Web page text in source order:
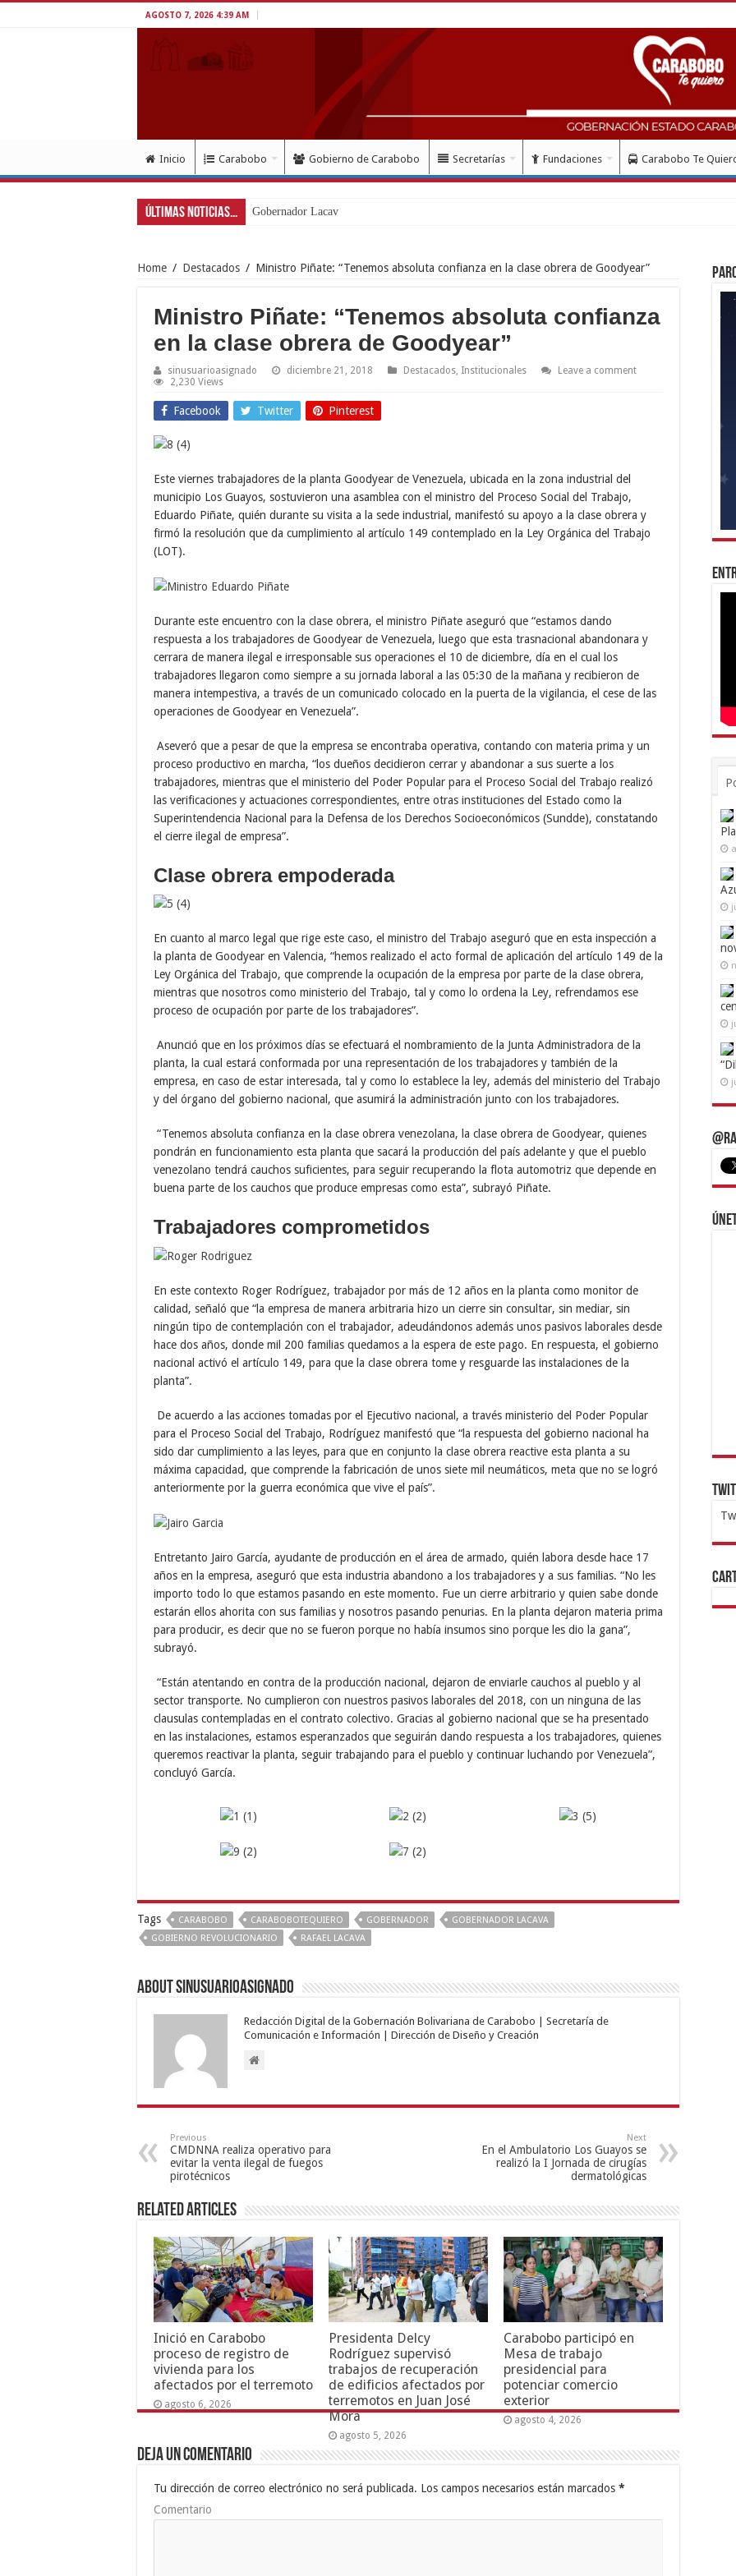
AGOSTO 7, 2026 4:39 AM
Inicio Carabobo Gobierno de Carabobo Secretarías Fundaciones Carabobo Te
Últimas Noticias... Gobernador Lacava a un mes del doblete s
Home / Destacados / Ministro Piñate: “Tenemos absoluta confianza en la clase obrera de Goodyear”
Ministro Piñate: “Tenemos absoluta confianza
en la clase obrera de Goodyear”
sinusuarioasignado diciembre 21, 2018 Destacados Institucionales
Leave a comment
2,230 Views
Facebook Twitter Pinterest
Este viernes trabajadores de la planta Goodyear de Venezuela, ubicada en la zona industrial del
municipio Los Guayos, sostuvieron una asamblea con el ministro del Proceso Social del Trabajo,
Eduardo Piñate, quién durante su visita a la sede industrial, manifestó su apoyo a la clase obrera y
firmó la resolución que da cumplimiento al artículo 149 contemplado en la Ley Orgánica del Trabajo
(LOT).
Durante este encuentro con la clase obrera, el ministro Piñate aseguró que “estamos dando
respuesta a los trabajadores de Goodyear de Venezuela, luego que esta trasnacional abandonara y
cerrara de manera ilegal e irresponsable sus operaciones el 10 de diciembre, día en el cual los
trabajadores llegaron como siempre a su jornada laboral a las 05:30 de la mañana y recibieron de
manera intempestiva, a través de un comunicado colocado en la puerta de la vigilancia, el cese de las
operaciones de Goodyear en Venezuela”.
Aseveró que a pesar de que la empresa se encontraba operativa, contando con materia prima y un
proceso productivo en marcha, “los dueños decidieron cerrar y abandonar a sus suerte a los
trabajadores, mientras que el ministerio del Poder Popular para el Proceso Social del Trabajo realizó
las verificaciones y actuaciones correspondientes, entre otras instituciones del Estado como la
Superintendencia Nacional para la Defensa de los Derechos Socioeconómicos (Sundde), constatando
el cierre ilegal de empresa”.
Clase obrera empoderada
En cuanto al marco legal que rige este caso, el ministro del Trabajo aseguró que en esta inspección a
la planta de Goodyear en Valencia, “hemos realizado el acto formal de aplicación del artículo 149 de la
Ley Orgánica del Trabajo, que comprende la ocupación de la empresa por parte de la clase obrera,
mientras que nosotros como ministerio del Trabajo, tal y como lo ordena la Ley, refrendamos ese
proceso de ocupación por parte de los trabajadores”.
Anunció que en los próximos días se efectuará el nombramiento de la Junta Administradora de la
planta, la cual estará conformada por una representación de los trabajadores y también de la
empresa, en caso de estar interesada, tal y como lo establece la ley, además del ministerio del Trabajo
y del órgano del gobierno nacional, que asumirá la administración junto con los trabajadores.
“Tenemos absoluta confianza en la clase obrera venezolana, la clase obrera de Goodyear, quienes
pondrán en funcionamiento esta planta que sacará la producción del país adelante y que el pueblo
venezolano tendrá cauchos suficientes, para seguir recuperando la flota automotriz que depende en
buena parte de los cauchos que produce empresas como esta”, subrayó Piñate.
Trabajadores comprometidos
En este contexto Roger Rodríguez, trabajador por más de 12 años en la planta como monitor de
calidad, señaló que “la empresa de manera arbitraria hizo un cierre sin consultar, sin mediar, sin
ningún tipo de contemplación con el trabajador, adeudándonos además unos pasivos laborales desde
hace dos años, donde mil 200 familias quedamos a la espera de este pago. En respuesta, el gobierno
nacional activó el artículo 149, para que la clase obrera tome y resguarde las instalaciones de la
planta”.
De acuerdo a las acciones tomadas por el Ejecutivo nacional, a través ministerio del Poder Popular
para el Proceso Social del Trabajo, Rodríguez manifestó que “la respuesta del gobierno nacional ha
sido dar cumplimiento a las leyes, para que en conjunto la clase obrera reactive esta planta a su
máxima capacidad, que comprende la fabricación de unos siete mil neumáticos, meta que no se logró
anteriormente por la guerra económica que vive el país”.
Entretanto Jairo García, ayudante de producción en el área de armado, quién labora desde hace 17
años en la empresa, aseguró que esta industria abandono a los trabajadores y a sus familias. “No les
importo todo lo que estamos pasando en este momento. Fue un cierre arbitrario y quien sabe donde
estarán ellos ahorita con sus familias y nosotros pasando penurias. En la planta dejaron materia prima
para producir, es decir que no se fueron porque no había insumos sino porque les dio la gana”,
subrayó.
“Están atentando en contra de la producción nacional, dejaron de enviarle cauchos al pueblo y al
sector transporte. No cumplieron con nuestros pasivos laborales del 2018, con un ninguna de las
clausulas contempladas en el contrato colectivo. Gracias al gobierno nacional que se ha presentado
en las instalaciones, estamos esperanzados que seguirán dando respuesta a los trabajadores, quienes
queremos reactivar la planta, seguir trabajando para el pueblo y continuar luchando por Venezuela”,
concluyó García.
Tags CARABOBO CARABOBOTEQUIERO GOBERNADOR
GOBERNADOR LACAVA
GOBIERNO REVOLUCIONARIO
RAFAEL LACAVA
About sinusuarioasignado
Redacción Digital de la Gobernación Bolivariana de Carabobo | Secretaría de
Comunicación e Información | Dirección de Diseño y Creación
Previous
CMDNNA realiza operativo para
evitar la venta ilegal de fuegos
pirotécnicos
Next
En el Ambulatorio Los Guayos se
realizó la I Jornada de cirugías
dermatológicas
Related Articles
Inició en Carabobo
proceso de registro de
vivienda para los
afectados por el terremoto
agosto 6, 2026
Presidenta Delcy
Rodríguez supervisó
trabajos de recuperación
de edificios afectados por
terremotos en Juan José
Mora
agosto 5, 2026
Carabobo participó en
Mesa de trabajo
presidencial para
potenciar comercio
exterior
agosto 4, 2026
Deja un comentario
Tu dirección de correo electrónico no será publicada. Los campos necesarios están marcados *
Comentario